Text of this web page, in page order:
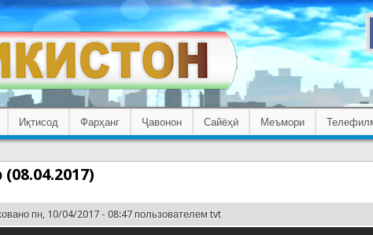
Иқтисод Фарҳанг Ҷавонон Сайёҳӣ Меъмори
пн, 10/04/2017 - 08:47 пользователемtvt